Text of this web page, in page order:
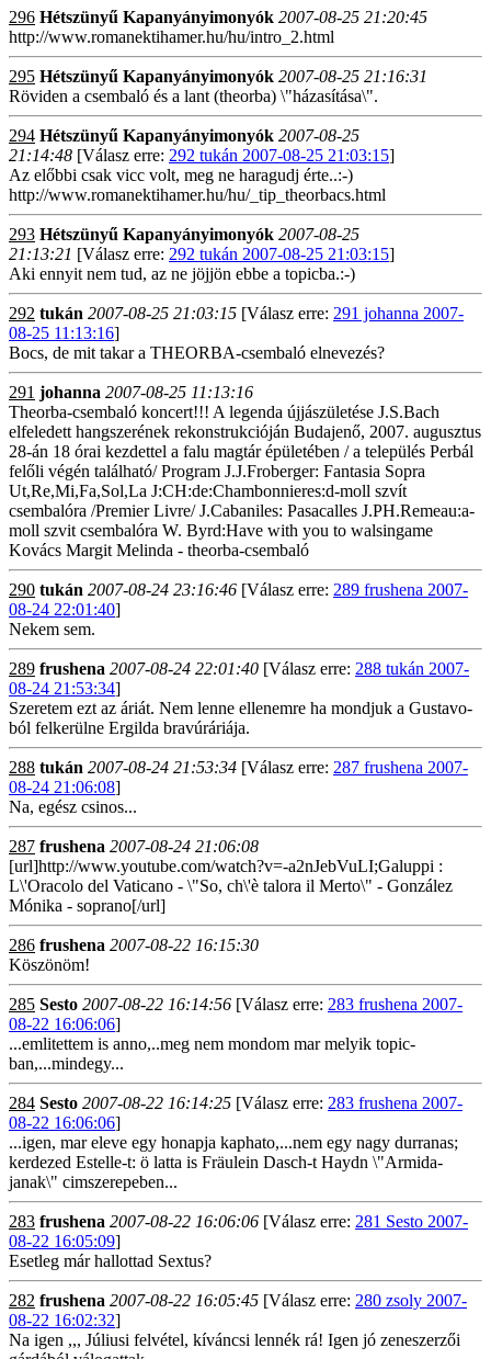
296 Hétszünyű Kapanyányimonyók 2007-08-25 21:20:45
http://www.romanektihamer.hu/hu/intro_2.html
295 Hétszünyű Kapanyányimonyók 2007-08-25 21:16:31
Röviden a csembaló és a lant (theorba) \"házasítása\".
294 Hétszünyű Kapanyányimonyók 2007-08-25
21:14:48 [Válasz erre: 292 tukán 2007-08-25 21:03:15]
Az előbbi csak vicc volt, meg ne haragudj érte..:-)
http://www.romanektihamer.hu/hu/_tip_theorbacs.html
293 Hétszünyű Kapanyányimonyók 2007-08-25
21:13:21 [Válasz erre: 292 tukán 2007-08-25 21:03:15]
Aki ennyit nem tud, az ne jöjjön ebbe a topicba.:-)
292 tukán 2007-08-25 21:03:15 [Válasz erre: 291 johanna 2007-
08-25 11:13:16]
Bocs, de mit takar a THEORBA-csembaló elnevezés?
291 johanna 2007-08-25 11:13:16
Theorba-csembaló koncert!!! A legenda újjászületése J.S.Bach
elfeledett hangszerének rekonstrukcióján Budajenő, 2007. augusztus
28-án 18 órai kezdettel a falu magtár épületében / a település Perbál
felőli végén található/ Program J.J.Froberger: Fantasia Sopra
Ut,Re,Mi,Fa,Sol,La J:CH:de:Chambonnieres:d-moll szvít
csembalóra /Premier Livre/ J.Cabaniles: Pasacalles J.PH.Remeau:a-
moll szvit csembalóra W. Byrd:Have with you to walsingame
Kovács Margit Melinda - theorba-csembaló
290 tukán 2007-08-24 23:16:46 [Válasz erre: 289 frushena 2007-
08-24 22:01:40]
Nekem sem.
289 frushena 2007-08-24 22:01:40 [Válasz erre: 288 tukán 2007-
08-24 21:53:34]
Szeretem ezt az áriát. Nem lenne ellenemre ha mondjuk a Gustavo-
ból felkerülne Ergilda bravúráriája.
288 tukán 2007-08-24 21:53:34 [Válasz erre: 287 frushena 2007-
08-24 21:06:08]
Na, egész csinos...
287 frushena 2007-08-24 21:06:08
[url]http://www.youtube.com/watch?v=-a2nJebVuLI;Galuppi :
L\'Oracolo del Vaticano - \"So, ch\'è talora il Merto\" - González
Mónika - soprano[/url]
286 frushena 2007-08-22 16:15:30
Köszönöm!
285 Sesto 2007-08-22 16:14:56 [Válasz erre: 283 frushena 2007-
08-22 16:06:06]
...emlitettem is anno,..meg nem mondom mar melyik topic-
ban,...mindegy...
284 Sesto 2007-08-22 16:14:25 [Válasz erre: 283 frushena 2007-
08-22 16:06:06]
...igen, mar eleve egy honapja kaphato,...nem egy nagy durranas;
kerdezed Estelle-t: ö latta is Fräulein Dasch-t Haydn \"Armida-
janak\" cimszerepeben...
283 frushena 2007-08-22 16:06:06 [Válasz erre: 281 Sesto 2007-
08-22 16:05:09]
Esetleg már hallottad Sextus?
282 frushena 2007-08-22 16:05:45 [Válasz erre: 280 zsoly 2007-
08-22 16:02:32]
Na igen ,,, Júliusi felvétel, kíváncsi lennék rá! Igen jó zeneszerzői